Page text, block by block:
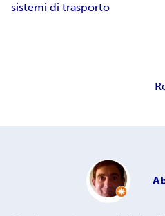
sistemi di trasporto